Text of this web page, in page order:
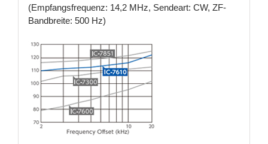
(Empfangsfrequenz: 14,2 MHz, Sendeart: CW, ZF-
Bandbreite: 500 Hz)